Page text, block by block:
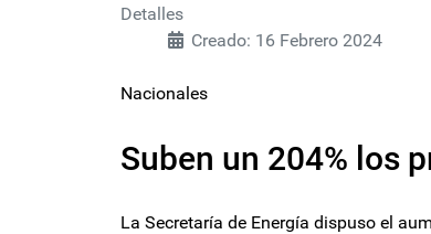
Detalles
Creado: 16 Febrero 2024
Nacionales
Suben un 204% los
La Secretaría de Energía dispuso el